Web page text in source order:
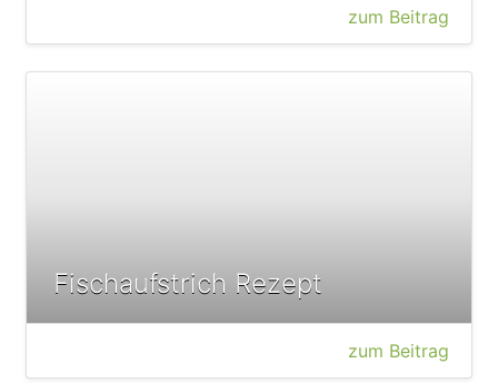
zum Beitrag
Fischaufstrich Rezept
zum Beitrag